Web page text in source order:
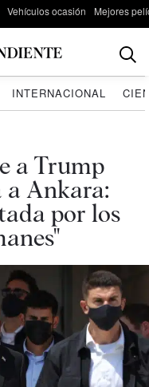
Vehículos ocasión Mejores
INTERNACIONAL
a Trump
a Ankara:
por los